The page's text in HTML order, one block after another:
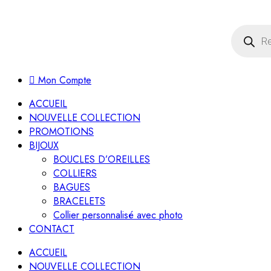
produits
Mon Compte
ACCUEIL
NOUVELLE COLLECTION
PROMOTIONS
BIJOUX
BOUCLES D’OREILLES
COLLIERS
BAGUES
BRACELETS
Collier personnalisé avec photo
CONTACT
ACCUEIL
NOUVELLE COLLECTION